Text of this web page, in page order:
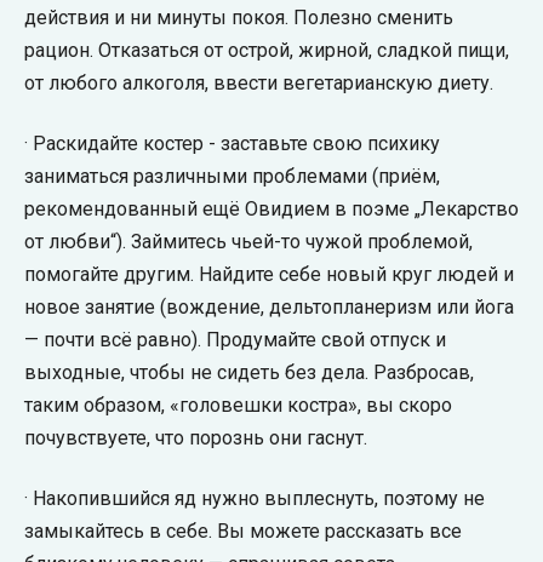
действия и ни минуты покоя. Полезно сменить
рацион. Отказаться от острой, жирной, сладкой пищи,
от любого алкоголя, ввести вегетарианскую диету.
· Раскидайте костер - заставьте свою психику
заниматься различными проблемами (приём,
рекомендованный ещё Овидием в поэме „Лекарство
от любви“). Займитесь чьей-то чужой проблемой,
помогайте другим. Найдите себе новый круг людей и
новое занятие (вождение, дельтопланеризм или йога
— почти всё равно). Продумайте свой отпуск и
выходные, чтобы не сидеть без дела. Разбросав,
таким образом, «головешки костра», вы скоро
почувствуете, что порознь они гаснут.
· Накопившийся яд нужно выплеснуть, поэтому не
замыкайтесь в себе. Вы можете рассказать все